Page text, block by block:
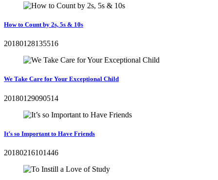
How to Count by 2s, 5s & 10s
20180128135516
We Take Care for Your Exceptional Child
20180129090514
It’s so Important to Have Friends
20180216101446